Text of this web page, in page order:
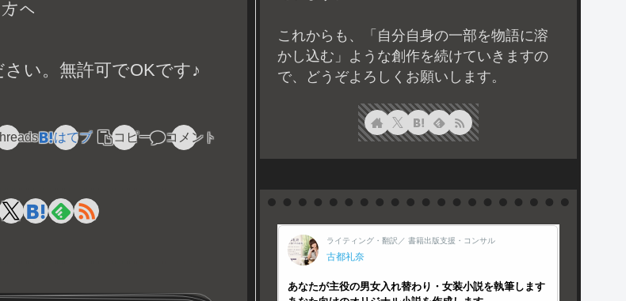
へ
い。無許可でOKです♪
はてブ コピー コメント
これからも、「自分自身の一部を物語に溶
かし込む」ような創作を続けていきますの
で、どうぞよろしくお願いします。